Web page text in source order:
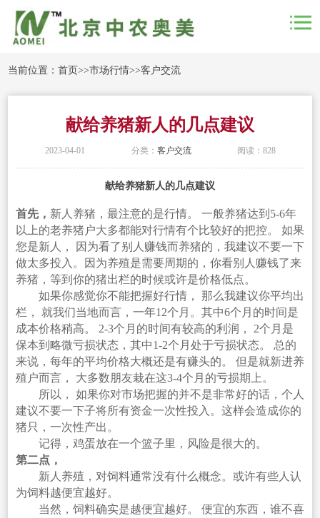
当前位置：首页>>市场行情>>客户交流
献给养猪新人的几点建议
2023-04-01 分类： 客户交流 阅读：828
献给养猪新人的几点建议
首先， 新人养猪，最注意的是行情。 一般养猪达到5-6年
以上的老养猪户大多都能对行情有个比较好的把控。 如果
您是新人， 因为看了别人赚钱而养猪的，我建议不要一下
做太多投入。因为养殖是需要周期的，你看别人赚钱了来
养猪，等到你的猪出栏的时候或许是价格低点。
如果你感觉你不能把握好行情， 那么我建议你平均出
栏， 就我们当地而言，一年12个月。其中6个月的时间是
成本价格稍高。 2-3个月的时间有较高的利润， 2个月是
保本到略微亏损状态，其中1-2个月处于亏损状态。 总的
来说，每年的平均价格大概还是有赚头的。 但是就新进养
殖户而言， 大多数朋友栽在这3-4个月的亏损期上。
所以， 如果你对市场把握的并不是非常好的话，个人
建议不要一下子将所有资金一次性投入。这样会造成你的
猪只，一次性产出。
记得，鸡蛋放在一个篮子里，风险是很大的。
第二点，
新人养殖，对饲料通常没有什么概念。或许有些人认
为饲料越便宜越好。
当然，饲料确实是越便宜越好。 便宜的东西，谁不喜